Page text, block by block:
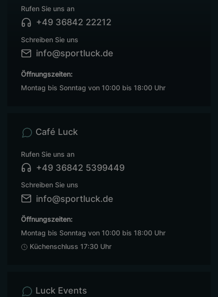
Rufen Sie uns an
+49 36842 22212
Schreiben Sie uns
info@sportluck.de
Öffnungszeiten:
Montag bis Sonntag von 10:00 bis 18:00 Uhr
Café Luck
Rufen Sie uns an
+49 36842 5399449
Schreiben Sie uns
info@sportluck.de
Öffnungszeiten:
Montag bis Sonntag von 10:00 bis 18:00 Uhr
Küchenschluss 17:30 Uhr
Luck Events